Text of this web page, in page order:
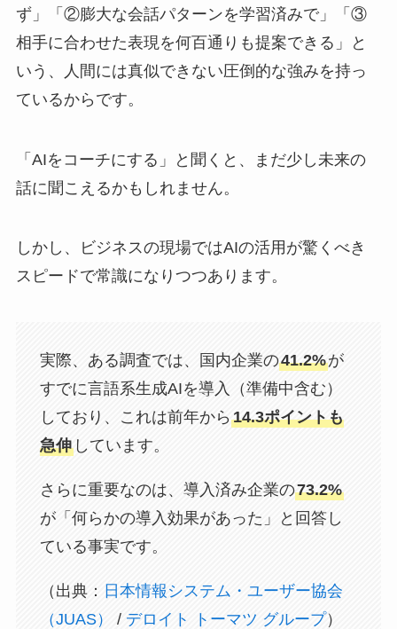
ず」「②膨大な会話パターンを学習済みで」「③
相手に合わせた表現を何百通りも提案できる」と
いう、人間には真似できない圧倒的な強みを持っ
ているからです。
「AIをコーチにする」と聞くと、まだ少し未来の
話に聞こえるかもしれません。
しかし、ビジネスの現場ではAIの活用が驚くべき
スピードで常識になりつつあります。
実際、ある調査では、国内企業の41.2%が
すでに言語系生成AIを導入（準備中含む）
しており、これは前年から14.3ポイントも
急伸しています。
さらに重要なのは、導入済み企業の73.2%
が「何らかの導入効果があった」と回答し
ている事実です。
（出典： 日本情報システム・ユーザー協会
（JUAS）
/ デロイト トーマツ グループ）